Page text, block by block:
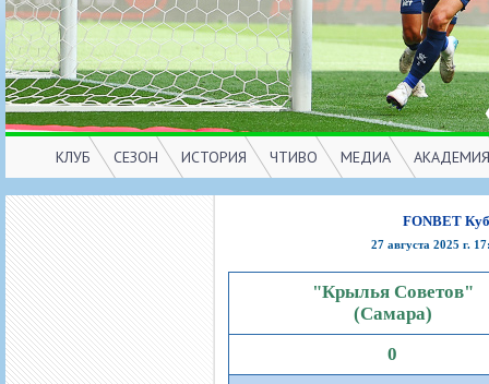
КЛУБ
Игроки
Тренерско-административный состав
Руководство
Фонд поддержки
Контакты
Солидарность Самара Арена
Закупки
СЕЗОН
РПЛ
ИСТОРИЯ
Чемпионат СССР
Кубок России
Кубок Интертото УЕФА
ЧТИВО
Пресса
МЕДИА
Фото
Крылья Советов -
Трансляции матчей
Прочее
АКАДЕМИЯ
FONBET
27 августа 2025 г.
"Крылья Советов"
(Самара)
0